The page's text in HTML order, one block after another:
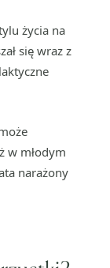
życia na
się wraz z
w młodym
narażony